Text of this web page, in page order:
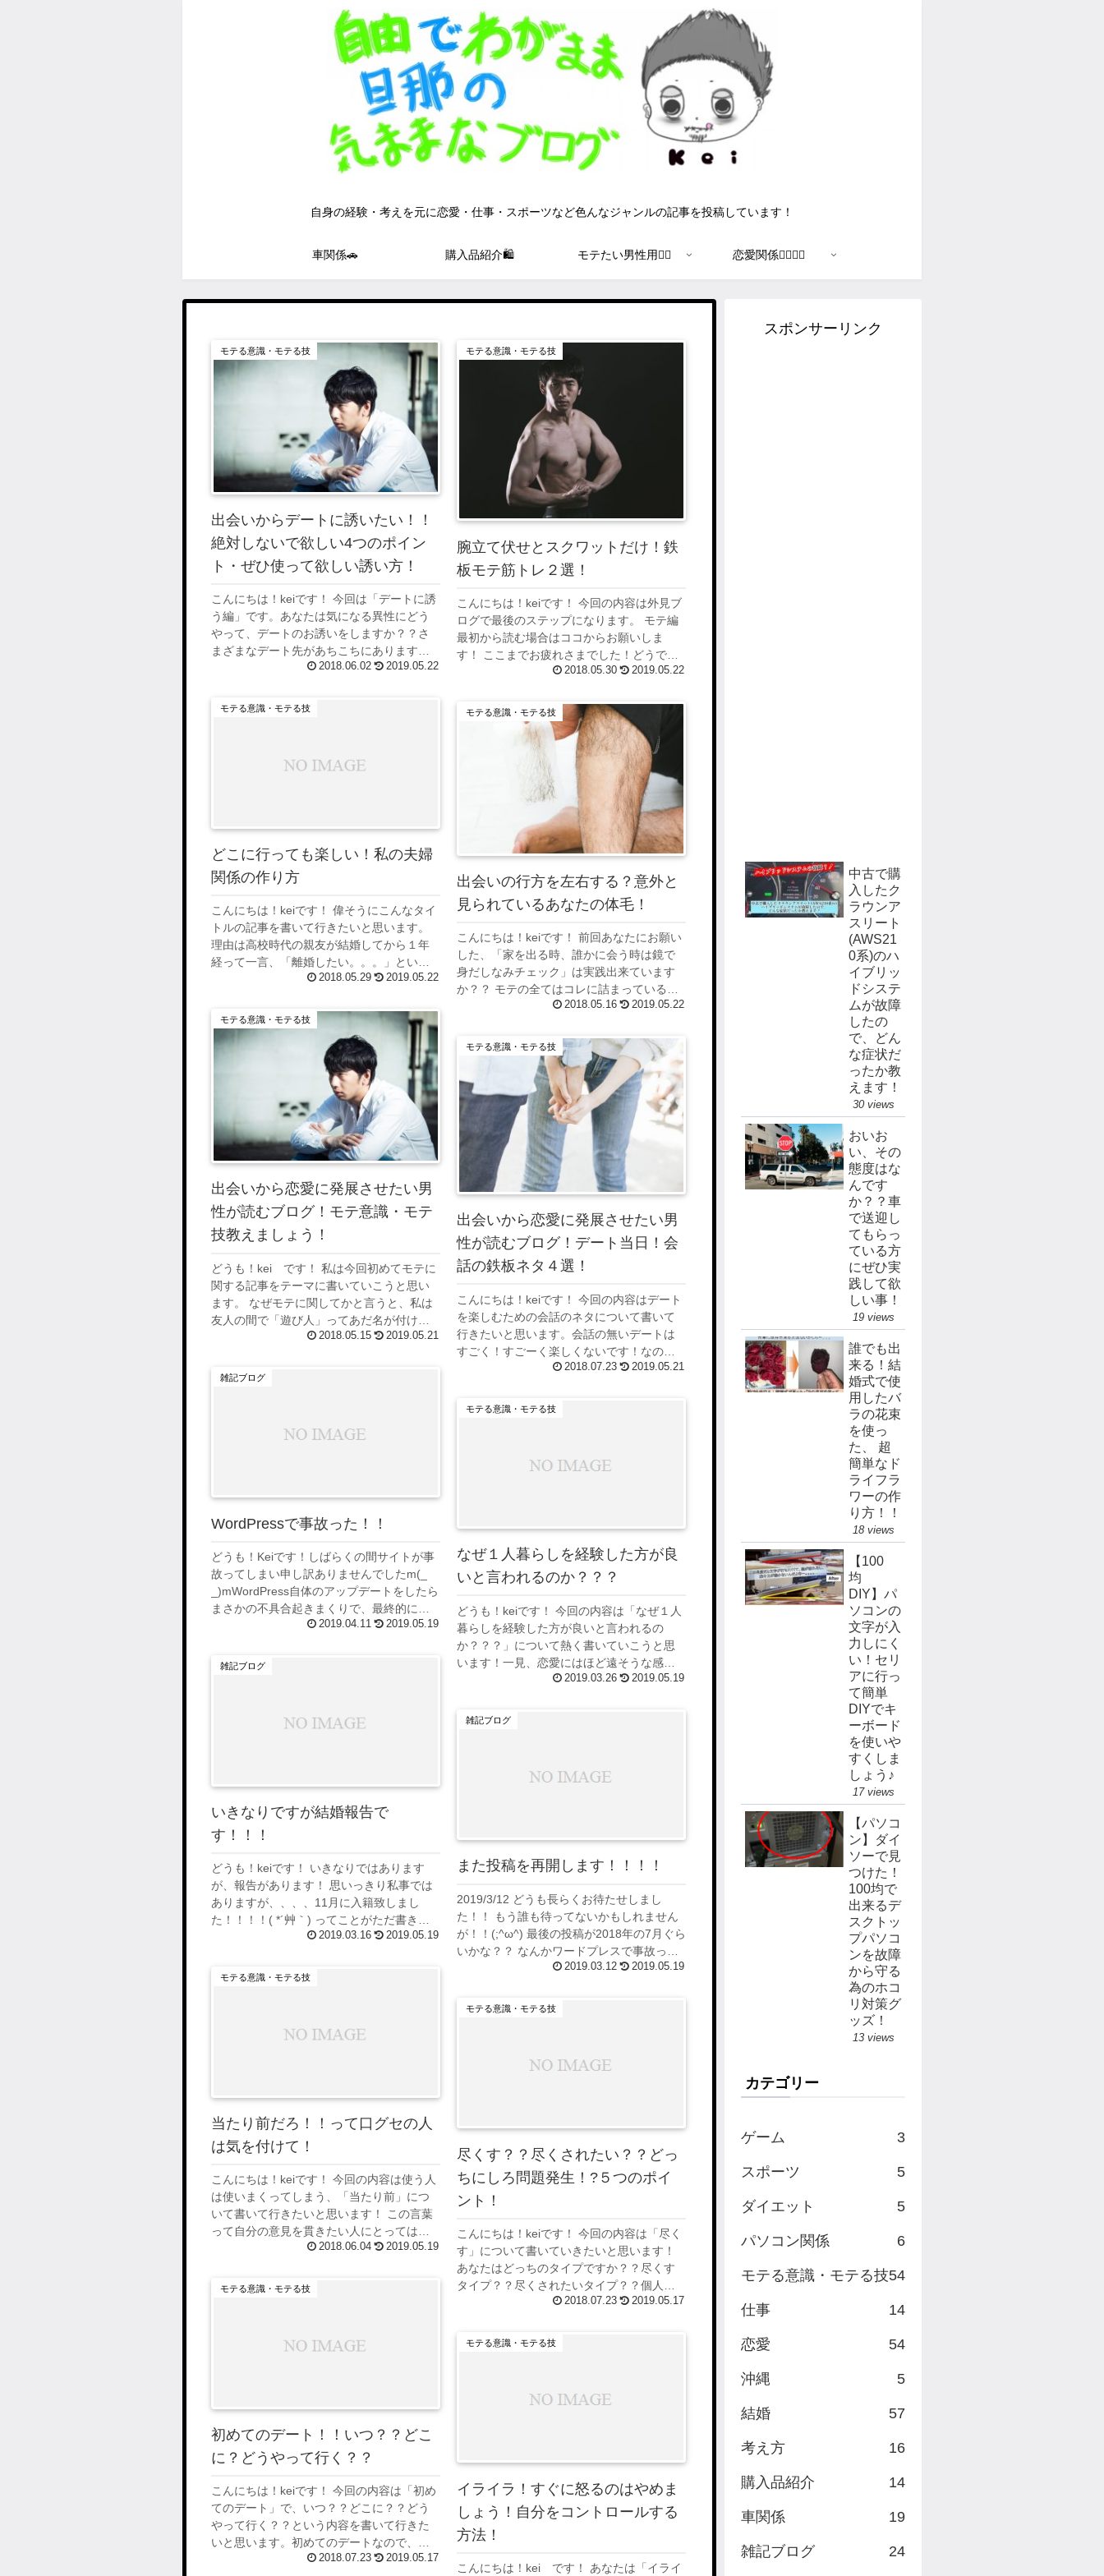
自身の経験・考えを元に恋愛・仕事・スポーツなど色んなジャンルの記事を投稿しています！
車関係🚗 購入品紹介🛍 モテたい男性用🙋‍♂️ 恋愛関係🙍‍♂️🙎‍♀️
モテる意識・モテる技
出会いからデートに誘いたい！！
絶対しないで欲しい4つのポイン
ト・ぜひ使って欲しい誘い方！
こんにちは！keiです！ 今回は「デートに誘
う編」です。あなたは気になる異性にどう
やって、デートのお誘いをしますか？？さ
まざまなデート先があちこちにありますよ
ね！気になる異性との初デートは何歳にな
デー...
2018.06.02 2019.05.22
モテる意識・モテる技
腕立て伏せとスクワットだけ！鉄
板モテ筋トレ２選！
こんにちは！keiです！ 今回の内容は外見ブ
ログで最後のステップになります。 モテ編
最初から読む場合はココからお願いしま
す！ ここまでお疲れさまでした！どうです
か？？少しづつ外見に自信は出てきました
コ...
2018.05.30 2019.05.22
モテる意識・モテる技
どこに行っても楽しい！私の夫婦
関係の作り方
こんにちは！keiです！ 偉そうにこんなタイ
トルの記事を書いて行きたいと思います。
理由は高校時代の親友が結婚してから１年
経って一言、「離婚したい。。。」という
発言がきっかけで、今回のこの内容を書き
うす...
2018.05.29 2019.05.22
モテる意識・モテる技
出会いの行方を左右する？意外と
見られているあなたの体毛！
こんにちは！keiです！ 前回あなたにお願い
した、「家を出る時、誰かに会う時は鏡で
身だしなみチェック」は実践出来ています
か？？ モテの全てはコレに詰まっていると
言っても過言ではありません！ 前の記事に
2018.05.16 2019.05.22
モテる意識・モテる技
出会いから恋愛に発展させたい男
性が読むブログ！モテ意識・モテ
技教えましょう！
どうも！kei です！ 私は今回初めてモテに
関する記事をテーマに書いていこうと思い
ます。 なぜモテに関してかと言うと、私は
友人の間で「遊び人」ってあだ名が付けら
れていました。。。 そんな私ですがせっか
識・...
2018.05.15 2019.05.21
モテる意識・モテる技
出会いから恋愛に発展させたい男
性が読むブログ！デート当日！会
話の鉄板ネタ４選！
こんにちは！keiです！ 今回の内容はデート
を楽しむための会話のネタについて書いて
行きたいと思います。会話の無いデートは
すごく！すごーく楽しくないです！なの
で、やはり鉄板ネタを準備しておくもよ
し！だけど、...
2018.07.23 2019.05.21
雑記ブログ
WordPressで事故った！！
どうも！Keiです！しばらくの間サイトが事
故ってしまい申し訳ありませんでしたm(_
_)mWordPress自体のアップデートをしたら
まさかの不具合起きまくりで、最終的に自
分のサイトなのに入れなくなるってゆー状
2019.04.11 2019.05.19
モテる意識・モテる技
なぜ１人暮らしを経験した方が良
いと言われるのか？？？
どうも！keiです！ 今回の内容は「なぜ１人
暮らしを経験した方が良いと言われるの
か？？？」について熱く書いていこうと思
います！一見、恋愛にはほど遠そうな感じ
ですが、私は「１人暮らしを制した者は２
は！...
2019.03.26 2019.05.19
雑記ブログ
いきなりですが結婚報告で
す！！！
どうも！keiです！ いきなりではあります
が、報告があります！ 思いっきり私事では
ありますが、、、、11月に入籍致しまし
た！！！！( *´艸｀) ってことがただ書きた
かったんです(笑) インスタとかではそんな
2019.03.16 2019.05.19
雑記ブログ
また投稿を再開します！！！！
2019/3/12 どうも長らくお待たせしまし
た！！ もう誰も待ってないかもしれません
が！！(;^ω^) 最後の投稿が2018年の7月ぐら
いかな？？ なんかワードプレスで事故った
りして、モチベーションが落ちてしまった
2019.03.12 2019.05.19
モテる意識・モテる技
当たり前だろ！！って口グセの人
は気を付けて！
こんにちは！keiです！ 今回の内容は使う人
は使いまくってしまう、「当たり前」につ
いて書いて行きたいと思います！ この言葉
って自分の意見を貫きたい人にとっては便
利な言葉かもしれませんが、 使われた側は
か...
2018.06.04 2019.05.19
モテる意識・モテる技
尽くす？？尽くされたい？？どっ
ちにしろ問題発生！?５つのポイ
ント！
こんにちは！keiです！ 今回の内容は「尽く
す」について書いていきたいと思います！
あなたはどっちのタイプですか？？尽くす
タイプ？？尽くされたいタイプ？？個人的
な意見ですが、女性は尽くすタイプ、男性
ます...
2018.07.23 2019.05.17
モテる意識・モテる技
初めてのデート！！いつ？？どこ
に？どうやって行く？？
こんにちは！keiです！ 今回の内容は「初め
てのデート」で、いつ？？どこに？？どう
やって行く？？という内容を書いて行きた
いと思います。初めてのデートなので、相
手の好みを聞くことも大事ですが、あなた
2018.07.23 2019.05.17
モテる意識・モテる技
イライラ！すぐに怒るのはやめま
しょう！自分をコントロールする
方法！
こんにちは！kei です！ あなたは「イライ
スポンサーリンク
中古で購
入したク
ラウンア
スリート
(AWS21
0系)のハ
イブリッ
ドシステ
ムが故障
したの
で、どん
な症状だ
ったか教
えます！
30 views
おいお
い、その
態度はな
んです
か？？車
で送迎し
てもらっ
ている方
にぜひ実
践して欲
しい事！
19 views
誰でも出
来る！結
婚式で使
用したバ
ラの花束
を使っ
た、 超
簡単なド
ライフラ
ワーの作
り方！！
18 views
【100
均
DIY】パ
ソコンの
文字が入
力しにく
い！セリ
アに行っ
て簡単
DIYでキ
ーボード
を使いや
すくしま
しょう♪
17 views
【パソコ
ン】ダイ
ソーで見
つけた！
100均で
出来るデ
スクトッ
プパソコ
ンを故障
から守る
為のホコ
リ対策グ
ッズ！
13 views
カテゴリー
ゲーム 3
スポーツ 5
ダイエット 5
パソコン関係 6
モテる意識・モテる技54
仕事 14
恋愛 54
沖縄 5
結婚 57
考え方 16
購入品紹介 14
車関係 19
雑記ブログ 24